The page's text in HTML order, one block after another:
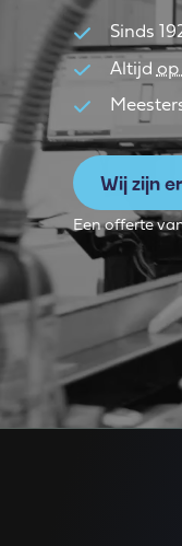
Sinds
Altijd
Wij zijn
Een offerte